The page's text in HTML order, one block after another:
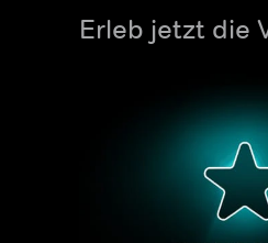
Erleb jetzt die